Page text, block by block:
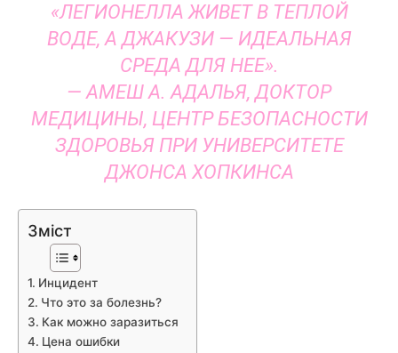
«ЛЕГИОНЕЛЛА ЖИВЕТ В ТЕПЛОЙ
ВОДЕ, А ДЖАКУЗИ — ИДЕАЛЬНАЯ
СРЕДА ДЛЯ НЕЕ».
— АМЕШ А. АДАЛЬЯ, ДОКТОР
МЕДИЦИНЫ, ЦЕНТР БЕЗОПАСНОСТИ
ЗДОРОВЬЯ ПРИ УНИВЕРСИТЕТЕ
ДЖОНСА ХОПКИНСА
Зміст
Инцидент
Что это за болезнь?
Как можно заразиться
Цена ошибки